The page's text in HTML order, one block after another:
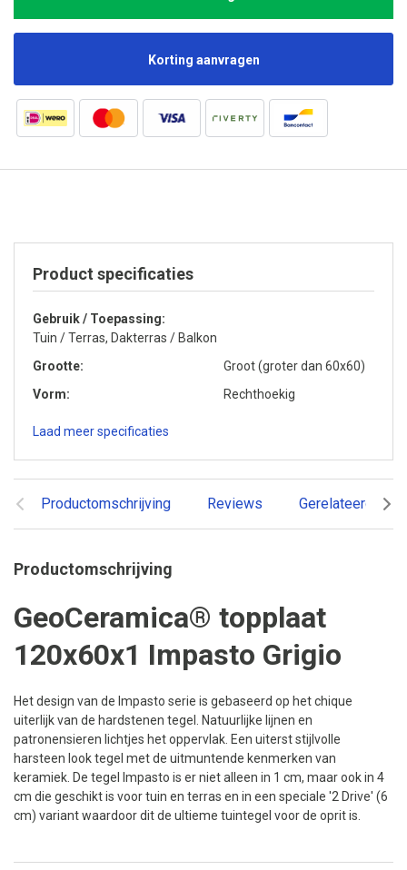
Korting aanvragen
Productomschrijving Reviews Gerelateerde
Productomschrijving
GeoCeramica® topplaat
120x60x1 Impasto Grigio
Het design van de Impasto serie is gebaseerd op het chique
uiterlijk van de hardstenen tegel. Natuurlijke lijnen en
patronensieren lichtjes het oppervlak. Een uiterst stijlvolle
harsteen look tegel met de uitmuntende kenmerken van
keramiek. De tegel Impasto is er niet alleen in 1 cm, maar ook in 4
cm die geschikt is voor tuin en terras en in een speciale '2 Drive' (6
cm) variant waardoor dit de ultieme tuintegel voor de oprit is.
Product specificaties
Gebruik / Toepassing
Tuin / Terras, Dakterras / Balkon
Grootte
Groot (groter dan 60x60)
Vorm
Rechthoekig
Laad meer specificaties